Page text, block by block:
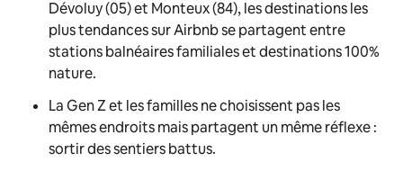
Dévoluy (05) et Monteux (84), les destinations les
plus tendances sur Airbnb se partagent entre
stations balnéaires familiales et destinations 100%
nature.
La Gen Z et les familles ne choisissent pas les
mêmes endroits mais partagent un même réflexe :
sortir des sentiers battus.